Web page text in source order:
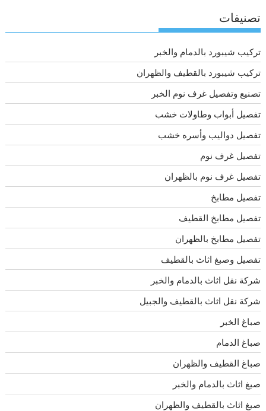
تصنيفات
تركيب شيبورد بالدمام والخبر
تركيب شيبورد بالقطيف والظهران
تصنيع وتفصيل غرف نوم الخبر
تفصيل أبواب وطاولات خشب
تفصيل دواليب وأسره خشب
تفصيل غرف نوم
تفصيل غرف نوم بالظهران
تفصيل مطابخ
تفصيل مطابخ القطيف
تفصيل مطابخ بالظهران
تفصيل وصبغ اثاث بالقطيف
شركة نقل اثاث بالدمام والخبر
شركة نقل اثاث بالقطيف والجبيل
صباغ الخبر
صباغ الدمام
صباغ القطيف والظهران
صبغ اثاث بالدمام والخبر
صبغ اثاث بالقطيف والظهران